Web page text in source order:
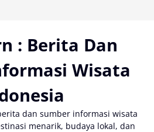
: Berita Dan
Wisata
dan sumber informasi wisata
menarik, budaya lokal, dan